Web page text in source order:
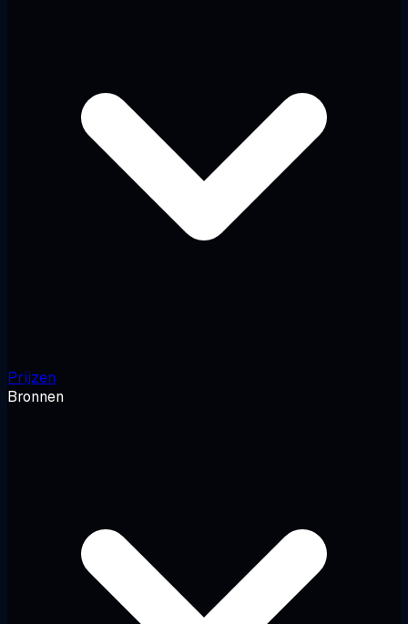
Prijzen
Bronnen